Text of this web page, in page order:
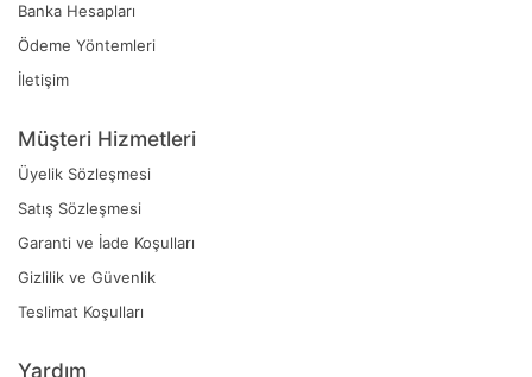
Banka Hesapları
Ödeme Yöntemleri
İletişim
Müşteri Hizmetleri
Üyelik Sözleşmesi
Satış Sözleşmesi
Garanti ve İade Koşulları
Gizlilik ve Güvenlik
Teslimat Koşulları
Yardım